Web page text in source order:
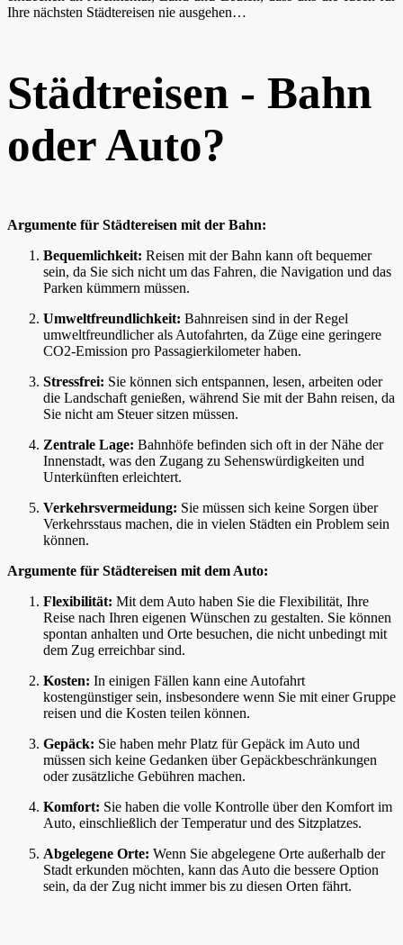
Ihre nächsten Städtereisen nie ausgehen…
Städtreisen - Bahn
oder Auto?
Argumente für Städtereisen mit der Bahn:
Bequemlichkeit: Reisen mit der Bahn kann oft bequemer
sein, da Sie sich nicht um das Fahren, die Navigation und das
Parken kümmern müssen.
Umweltfreundlichkeit: Bahnreisen sind in der Regel
umweltfreundlicher als Autofahrten, da Züge eine geringere
CO2-Emission pro Passagierkilometer haben.
Stressfrei: Sie können sich entspannen, lesen, arbeiten oder
die Landschaft genießen, während Sie mit der Bahn reisen, da
Sie nicht am Steuer sitzen müssen.
Zentrale Lage: Bahnhöfe befinden sich oft in der Nähe der
Innenstadt, was den Zugang zu Sehenswürdigkeiten und
Unterkünften erleichtert.
Verkehrsvermeidung: Sie müssen sich keine Sorgen über
Verkehrsstaus machen, die in vielen Städten ein Problem sein
können.
Argumente für Städtereisen mit dem Auto:
Flexibilität: Mit dem Auto haben Sie die Flexibilität, Ihre
Reise nach Ihren eigenen Wünschen zu gestalten. Sie können
spontan anhalten und Orte besuchen, die nicht unbedingt mit
dem Zug erreichbar sind.
Kosten: In einigen Fällen kann eine Autofahrt
kostengünstiger sein, insbesondere wenn Sie mit einer Gruppe
reisen und die Kosten teilen können.
Gepäck: Sie haben mehr Platz für Gepäck im Auto und
müssen sich keine Gedanken über Gepäckbeschränkungen
oder zusätzliche Gebühren machen.
Komfort: Sie haben die volle Kontrolle über den Komfort im
Auto, einschließlich der Temperatur und des Sitzplatzes.
Abgelegene Orte: Wenn Sie abgelegene Orte außerhalb der
Stadt erkunden möchten, kann das Auto die bessere Option
sein, da der Zug nicht immer bis zu diesen Orten fährt.